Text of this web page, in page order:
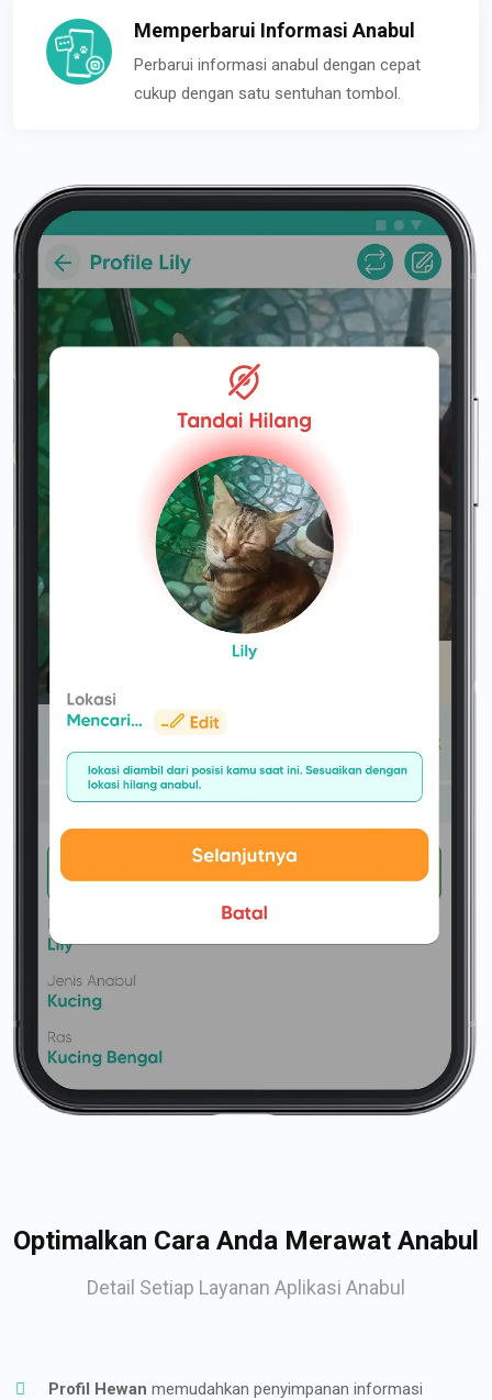
Memperbarui Informasi Anabul
Perbarui informasi anabul dengan cepat
cukup dengan satu sentuhan tombol.
Optimalkan Cara Anda Merawat Anabul
Detail Setiap Layanan Aplikasi Anabul
Profil Hewan memudahkan penyimpanan informasi